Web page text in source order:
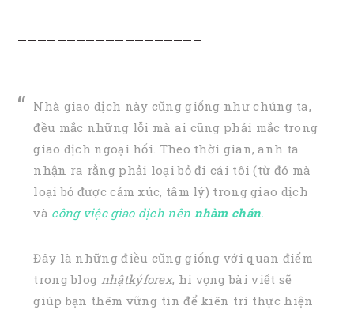
———————————————————
Nhà giao dịch này cũng giống như chúng ta,
đều mắc những lỗi mà ai cũng phải mắc trong
giao dịch ngoại hối. Theo thời gian, anh ta
nhận ra rằng phải loại bỏ đi cái tôi (từ đó mà
loại bỏ được cảm xúc, tâm lý) trong giao dịch
và công việc giao dịch nên nhàm chán.
Đây là những điều cũng giống với quan điểm
trong blog nhậtkýforex, hi vọng bài viết sẽ
giúp bạn thêm vững tin để kiên trì thực hiện